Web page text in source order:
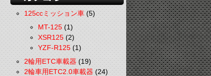
125ccミッション車(5)
MT-125(1)
XSR125(2)
YZF-R125(1)
2輪用ETC車載器(19)
2輪車用ETC2.0車載器(24)